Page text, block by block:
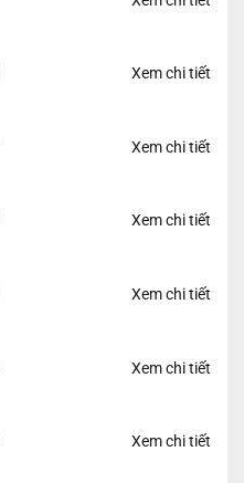
Xem chi tiết
Xem chi tiết
Xem chi tiết
Xem chi tiết
Xem chi tiết
Xem chi tiết